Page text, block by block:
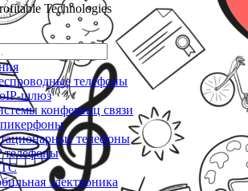
Technologies
телефоны
шлюз
конференц связи
телефоны
телефоны
электроника